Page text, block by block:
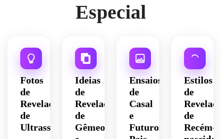
Especial
Fotos
de
Revelação
de
Ultrassom
Ideias
de
Revelação
de
Gêmeos
Ensaios
de
Casal
e
Futuros
Estilos
de
de
Recém-